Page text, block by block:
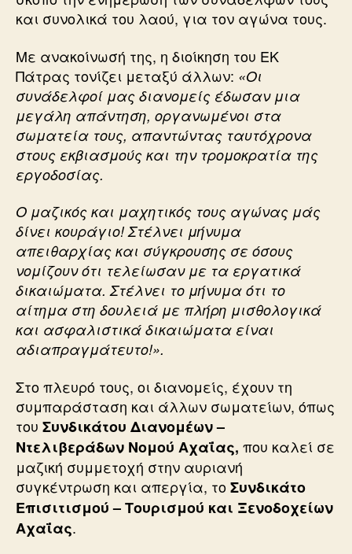
και συνολικά του λαού, για τον αγώνα τους.
Με ανακοίνωσή της, η διοίκηση του ΕΚ
Πάτρας τονίζει μεταξύ άλλων: «Οι
συνάδελφοί μας διανομείς έδωσαν μια
μεγάλη απάντηση, οργανωμένοι στα
σωματεία τους, απαντώντας ταυτόχρονα
στους εκβιασμούς και την τρομοκρατία της
εργοδοσίας.
Ο μαζικός και μαχητικός τους αγώνας μάς
δίνει κουράγιο! Στέλνει μήνυμα
απειθαρχίας και σύγκρουσης σε όσους
νομίζουν ότι τελείωσαν με τα εργατικά
δικαιώματα. Στέλνει το μήνυμα ότι το
αίτημα στη δουλειά με πλήρη μισθολογικά
και ασφαλιστικά δικαιώματα είναι
αδιαπραγμάτευτο!».
Στο πλευρό τους, οι διανομείς, έχουν τη
συμπαράσταση και άλλων σωματείων, όπως
του Συνδικάτου Διανομέων –
Ντελιβεράδων Νομού Αχαΐας, που καλεί σε
μαζική συμμετοχή στην αυριανή
συγκέντρωση και απεργία, τοΣυνδικάτο
Επισιτισμού – Τουρισμού και Ξενοδοχείων
Αχαΐας.